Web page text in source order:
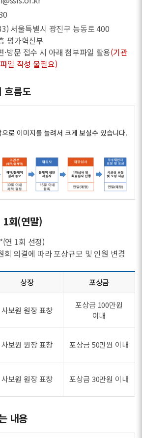
서울특별시 광진구 능동로 400
평가혁신부
방문 접수 시 아래 첨부파일 활용(기관
일 작성 불필요)
흐름도
으로 이미지를 늘려서 크게 보실수 있습니다.
회(연말)
연 1회 선정)
의결에 따라 포상규모 및 인원 변경
상장 포상금
사보원 원장 표창
포상금 100만원
이내
사보원 원장 표창 포상금 50만원 이내
사보원 원장 표창 포상금 30만원 이내
내용